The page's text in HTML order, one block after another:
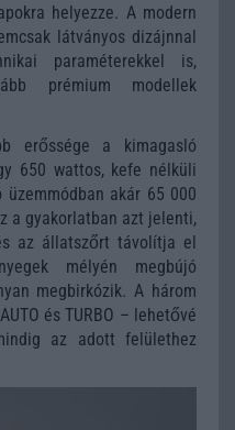
helyezze. A modern
látványos dizájnnal
paraméterekkel is,
prémium modellek
erőssége a kimagasló
650 wattos, kefe nélküli
akár 65 000
a gyakorlatban azt jelenti,
az állatszőrt távolítja el
mélyén megbújó
megbirkózik. A három
és TURBO – lehetővé
az adott felülethez